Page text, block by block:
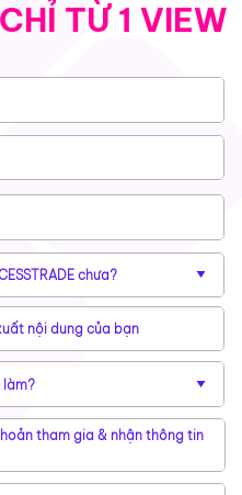
tham gia & nhận thông tin
TỪ 1 VIEW